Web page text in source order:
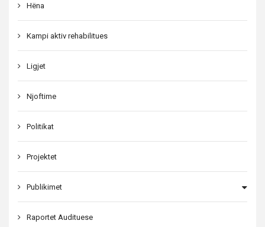
Hëna
Kampi aktiv rehabilitues
Ligjet
Njoftime
Politikat
Projektet
Publikimet
Raportet Audituese